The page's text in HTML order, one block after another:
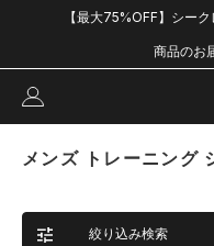
【最大75%OFF】シー
商品のお
メンズ トレーニング
絞り込み検索